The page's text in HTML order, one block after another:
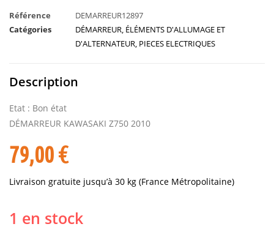
Référence
DEMARREUR12897
Catégories
DÉMARREUR ÉLÉMENTS D'ALLUMAGE ET
D'ALTERNATEUR PIECES ELECTRIQUES
Description
Etat : Bon état
DÉMARREUR KAWASAKI Z750 2010
79,00€
Livraison gratuite jusqu’à 30 kg (France Métropolitaine)
1 en stock